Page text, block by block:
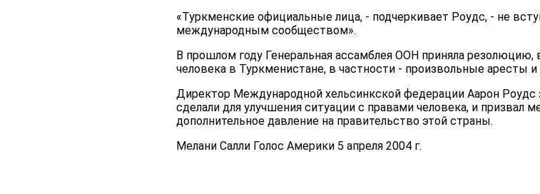
«Туркменские официальные лица, - подчеркивает Роудс, - не
международным сообществом».
В прошлом году Генеральная ассамблея ООН приняла
человека в Туркменистане, в частности - произвольные аресты
Директор Международной хельсинкской федерации Аарон Роудс
сделали для улучшения ситуации с правами человека, и призвал
дополнительное давление на правительство этой страны.
Мелани Салли Голос Америки 5 апреля 2004 г.